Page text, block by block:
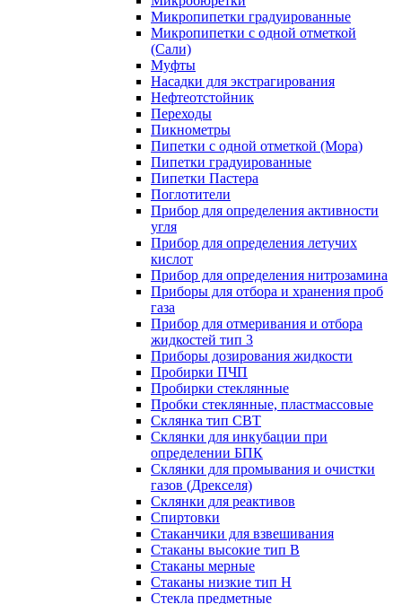
Микропипетки градуированные
Микропипетки с одной отметкой
(Сали)
Муфты
Насадки для экстрагирования
Нефтеотстойник
Переходы
Пикнометры
Пипетки с одной отметкой (Мора)
Пипетки градуированные
Пипетки Пастера
Поглотители
Прибор для определения активности
угля
Прибор для определения летучих
кислот
Прибор для определения нитрозамина
Приборы для отбора и хранения проб
газа
Прибор для отмеривания и отбора
жидкостей тип 3
Приборы дозирования жидкости
Пробирки ПЧП
Пробирки стеклянные
Пробки стеклянные, пластмассовые
Склянка тип СВТ
Склянки для инкубации при
определении БПК
Склянки для промывания и очистки
газов (Дрекселя)
Склянки для реактивов
Спиртовки
Стаканчики для взвешивания
Стаканы высокие тип В
Стаканы мерные
Стаканы низкие тип Н
Стекла предметные